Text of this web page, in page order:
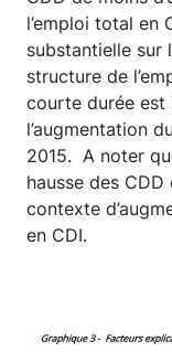
l’emploi total en
substantielle sur
structure de
courte durée
l’augmentation
2015. A noter
hausse des
contexte
en CDI.